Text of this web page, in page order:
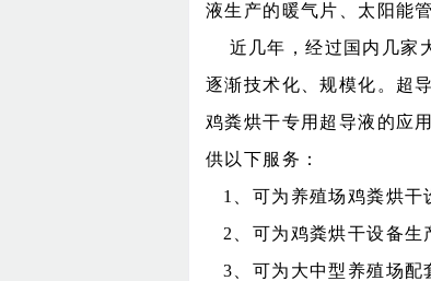
液生产的暖气片、太阳能
近几年，经过国内几家
逐渐技术化、规模化。超
鸡粪烘干专用超导液的应
供以下服务：
1
、可为养殖场鸡粪烘
2
、可为鸡粪烘干设备
3 、可为大中型养殖场